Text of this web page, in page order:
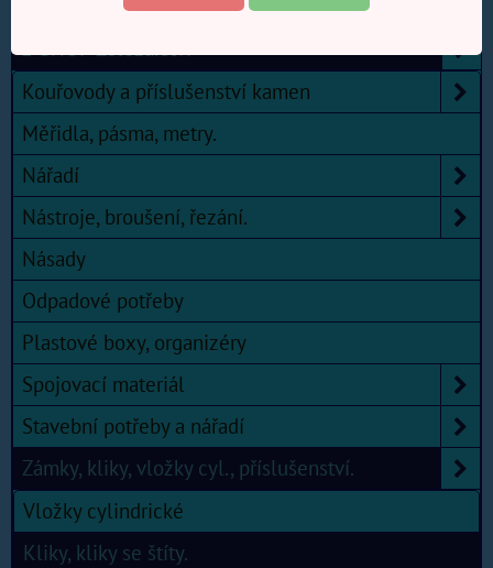
E-SHOP Elektro, Domácí potřeby, Zahrada
E-SHOP Železářství
Kouřovody a příslušenství kamen
Měřidla, pásma, metry.
Nářadí
Nástroje, broušení, řezání.
Násady
Odpadové potřeby
Plastové boxy, organizéry
Spojovací materiál
Stavební potřeby a nářadí
Zámky, kliky, vložky cyl., příslušenství.
Vložky cylindrické
Kliky, kliky se štíty.